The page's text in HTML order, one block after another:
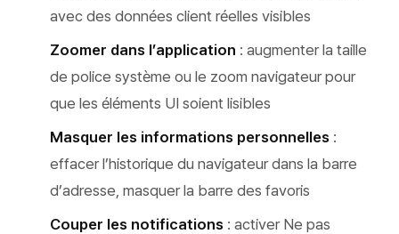
avec des données client réelles visibles
Zoomer dans l’application : augmenter la taille
de police système ou le zoom navigateur pour
que les éléments UI soient lisibles
Masquer les informations personnelles :
effacer l’historique du navigateur dans la barre
d’adresse, masquer la barre des favoris
Couper les notifications : activer Ne pas